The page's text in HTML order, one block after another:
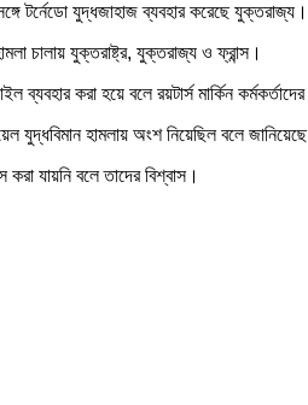
টর্নেডো যুদ্ধজাহাজ ব্যবহার করেছে যুক্তরাজ্য।
চালায় যুক্তরাষ্ট্র, যুক্তরাজ্য ও ফ্রান্স।
করা হয়ে বলে রয়টার্স মার্কিন
হামলায় অংশ নিয়েছিল বলে জানিয়েছে
করা যায়নি বলে তাদের বিশ্বাস।